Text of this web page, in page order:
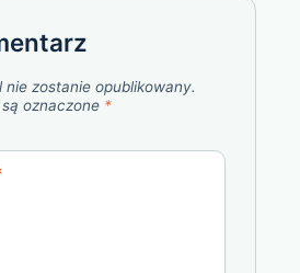
nie zostanie opublikowany.
oznaczone *